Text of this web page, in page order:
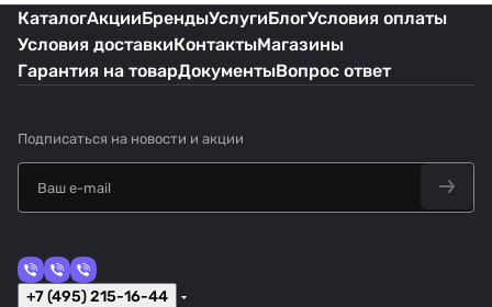
КаталогАкцииБрендыУслугиБлогУсловия оплаты
Условия доставкиКонтактыМагазины
Гарантия на товарДокументыВопрос ответ
Подписаться на новости и акции
+7 (495) 215-16-44